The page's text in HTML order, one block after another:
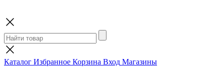
Каталог Избранное Корзина Вход Магазины